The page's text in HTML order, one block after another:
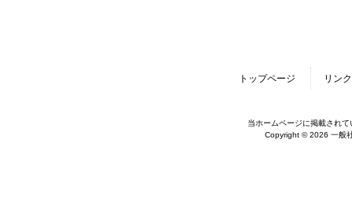
トップページ リンク
当ホームページに掲載され
Copyright © 2026 一般